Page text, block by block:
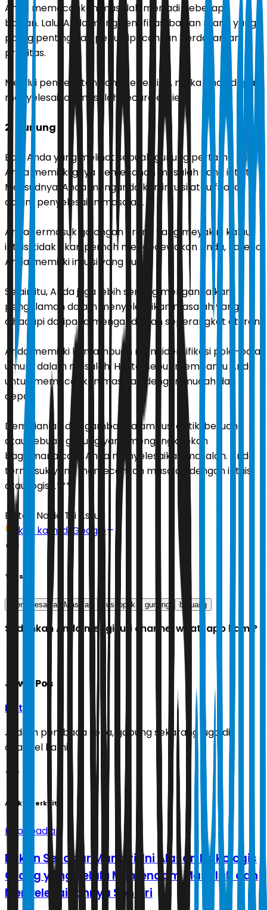
Anda memecahkan masalah menjadi beberapa
bagian. Lalu, Anda mengidentifikasi bagian mana yang
paling penting dan perlu dipecahkan berdasarkan
prioritas.
Melalui pendekatan yang seperti ini, maka Anda dapat
menyelesaikan masalah secara efisien.
2. Gunung
Bagi Anda yang melihat sebuah gunung pertama kali,
Anda memiliki gaya pemecahan masalah yang intuitif.
Maksudnya, Anda mengandalkan intuisi atau firasat
dalam penyelesaian masalah.
Anda termasuk golongan orang yang meyakini kalau
intuisi tidak akan pernah mengecewakan Anda, karena
Anda memiliki intuisi yang kuat.
Selain itu, Anda juga lebih senang mengandalkan
pengalaman dalam menyelesaikan masalah yang
dihadapi daripada mengandalkan seperangkat aturan.
Anda memiliki kemampuan mengidentifikasi pola-pola
umum dalam masalah. Hal tersebut membantu Anda
untuk memecahkan masalah dengan mudah dan
cepat.
Demikianlah dua gambar dalam ilusi optik, beruang
atau sebuah gunung yang mengungkapkan
bagaimana cara Anda menyelesaikan masalah. Anda
termasuk yang memecahkan masalah dengan intuisi
atau logis?.***
Editor: Novia Tri Astuti
Ikuti kami di Google
Tags
Menyelesaikan Masalah ilusi optik gunung beruang
Sudahkah Anda mengikuti channel whatsapp kami?
Jawa Pos
Ikuti
Jadilah pembaca setia, gabung sekarang juga di
channel kami!
Artikel Terkait
Kepribadian
Bukan Sekadar Mandiri, Ini Alasan Psikologis
Orang yang Selalu Memendam Masalah dan
Menyelesaikannya Sendiri